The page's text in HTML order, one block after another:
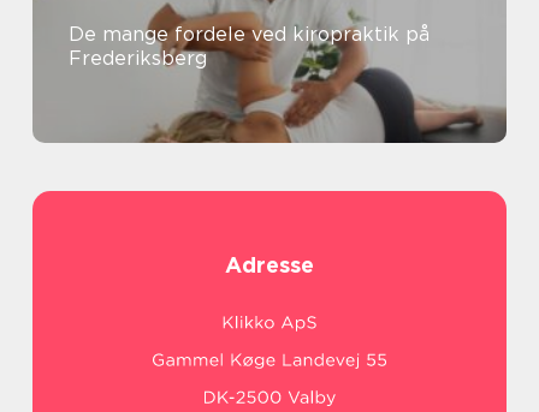
De mange fordele ved kiropraktik på
Frederiksberg
Adresse